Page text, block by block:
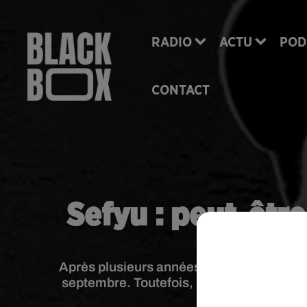
RADIO ACTU
CONTACT
Sefyu : peut-
Après plusieurs années de silence,
septembre. Toutefois, il ne s'agit pour
officiellement